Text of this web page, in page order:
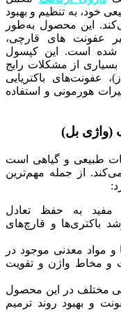
خود، به تنظیم و بهبود
این محصول به‌طور
عفونت های قارچی،
شده است. این کپسول
بسیاری از مشکلات رایج
عفونت‌های باکتریایی
هورمونی و استفاده
(واژی بل)
طبیعی و گیاهی است
از جمله مهم‌ترین
مفید به حفظ تعادل
باکتری‌ها و قارچ‌های
و مواد معدنی موجود در
و مخاط واژن و تقویت
مختلف در این محصول
و بهبود روند ترمیم